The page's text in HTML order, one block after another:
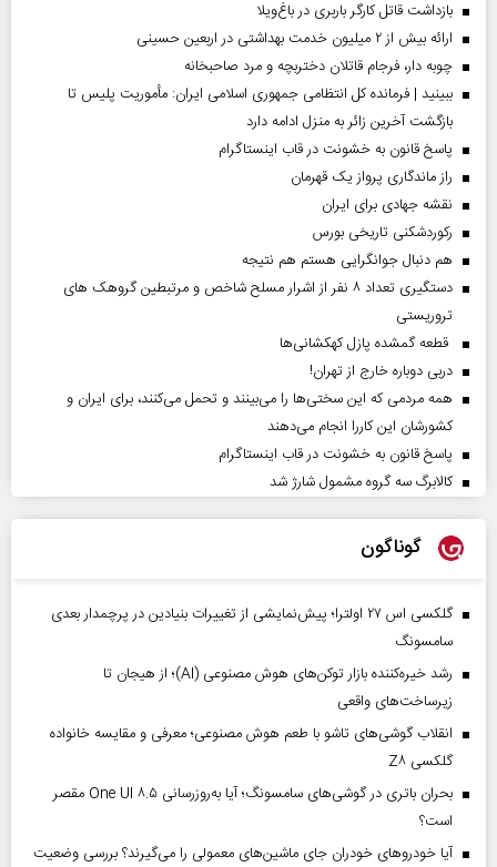
بازداشت قاتل کارگر باربری در باغ‌ویلا
ارائه بیش از ۲ میلیون خدمت بهداشتی در اربعین حسینی
چوبه دار، فرجام قاتلان دختربچه و مرد صاحبخانه
ببینید | فرمانده کل انتظامی جمهوری اسلامی ایران­: مأموریت پلیس تا
بازگشت آخرین زائر به منزل ادامه دارد
پاسخ قانون به خشونت در قاب اینستاگرام
راز ماندگاری پرواز یک قهرمان
نقشه جهادی برای ایران
رکوردشکنی تاریخی بورس
هم دنبال جوانگرایی هستم هم نتیجه
دستگیری تعداد ۸ نفر از اشرار مسلح شاخص و مرتبطین گروهک های
تروریستی
قطعه گمشده پازل کهکشانی‌ها
دربی دوباره خارج از تهران!
همه مردمی که این سختی‌ها را می‌بینند و تحمل می‌کنند، برای ایران و
کشورشان این کاررا انجام می‌دهند
پاسخ قانون به خشونت در قاب اینستاگرام
کالابرگ سه گروه مشمول شارژ شد
گوناگون
گلکسی اس ۲۷ اولترا؛ پیش‌نمایشی از تغییرات بنیادین در پرچمدار بعدی
سامسونگ
رشد خیره‌کننده بازار توکن‌های هوش مصنوعی (AI)؛ از هیجان تا
زیرساخت‌های واقعی
انقلاب گوشی‌های تاشو‌ با طعم هوش مصنوعی؛ معرفی و مقایسه خانواده
گلکسی Z۸
بحران باتری در گوشی‌های سامسونگ؛ آیا به‌روزرسانی One UI ۸.۵ مقصر
است؟
آیا خودروهای خودران جای ماشین‌های معمولی را می‌گیرند؟ بررسی وضعیت